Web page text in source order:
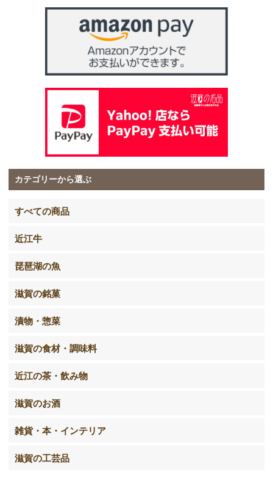
カテゴリーから選ぶ
すべての商品
近江牛
琵琶湖の魚
滋賀の銘菓
漬物・惣菜
滋賀の食材・調味料
近江の茶・飲み物
滋賀のお酒
雑貨・本・インテリア
滋賀の工芸品